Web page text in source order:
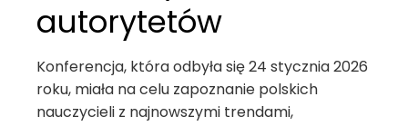
autorytetów
Konferencja, która odbyła się 24 stycznia 2026
roku, miała na celu zapoznanie polskich
nauczycieli z najnowszymi trendami,